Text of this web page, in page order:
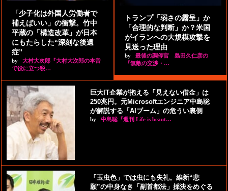
「少子化は外国人労働者で
補えばいい」の衝撃。竹中
平蔵の「構造改革」が日本
にもたらした“深刻な後遺
症”
by
大村大次郎『大村大次郎の本音
で役に立つ税…
トランプ「弱さの露呈」か
「合理的な判断」か？米国
がイランへの大規模攻撃を
見送った理由
by
最後の調停官 島田久仁彦の
『無敵の交渉・…
巨大IT企業が抱える「見えない借金」は
250兆円。元Microsoftエンジニア中島聡
が解説する「AIブーム」の危うい裏側
by 中島聡『週刊 Life is beaut…
「玉虫色」では虫にも失礼。維新“悲
願”の中身なき「副首都法」採決をめぐる